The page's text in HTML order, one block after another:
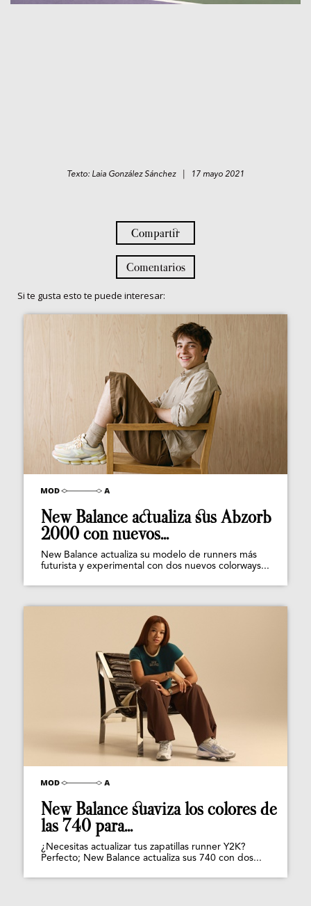
Texto: Laia González Sánchez | 17 mayo 2021
Compartir
Comentarios
Si te gusta esto te puede interesar:
New Balance actualiza sus Abzorb
2000 con nuevos...
New Balance actualiza su modelo de runners más
futurista y experimental con dos nuevos colorways...
New Balance suaviza los colores de
las 740 para...
¿Necesitas actualizar tus zapatillas runner Y2K?
Perfecto; New Balance actualiza sus 740 con dos...